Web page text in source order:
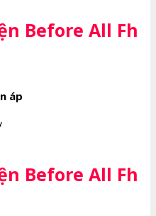
Before All Fh
áp
Before All Fh